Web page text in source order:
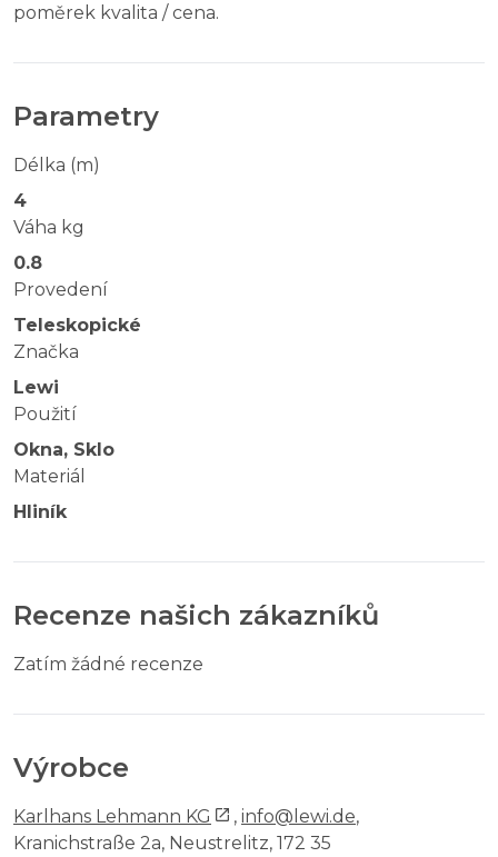
poměrek kvalita / cena.
Parametry
Délka (m)
4
Váha kg
0.8
Provedení
Teleskopické
Značka
Lewi
Použití
Okna, Sklo
Materiál
Hliník
Recenze našich zákazníků
Zatím žádné recenze
Výrobce
Karlhans Lehmann KG , info@lewi.de,
Kranichstraße 2a, Neustrelitz, 172 35